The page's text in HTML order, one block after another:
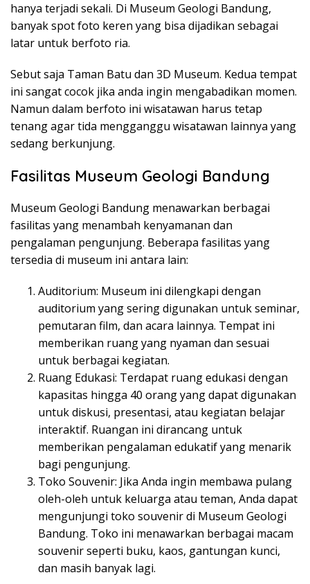
hanya terjadi sekali. Di Museum Geologi Bandung,
banyak spot foto keren yang bisa dijadikan sebagai
latar untuk berfoto ria.
Sebut saja Taman Batu dan 3D Museum. Kedua tempat
ini sangat cocok jika anda ingin mengabadikan momen.
Namun dalam berfoto ini wisatawan harus tetap
tenang agar tida mengganggu wisatawan lainnya yang
sedang berkunjung.
Fasilitas Museum Geologi Bandung
Museum Geologi Bandung menawarkan berbagai
fasilitas yang menambah kenyamanan dan
pengalaman pengunjung. Beberapa fasilitas yang
tersedia di museum ini antara lain:
Auditorium: Museum ini dilengkapi dengan
auditorium yang sering digunakan untuk seminar,
pemutaran film, dan acara lainnya. Tempat ini
memberikan ruang yang nyaman dan sesuai
untuk berbagai kegiatan.
Ruang Edukasi: Terdapat ruang edukasi dengan
kapasitas hingga 40 orang yang dapat digunakan
untuk diskusi, presentasi, atau kegiatan belajar
interaktif. Ruangan ini dirancang untuk
memberikan pengalaman edukatif yang menarik
bagi pengunjung.
Toko Souvenir: Jika Anda ingin membawa pulang
oleh-oleh untuk keluarga atau teman, Anda dapat
mengunjungi toko souvenir di Museum Geologi
Bandung. Toko ini menawarkan berbagai macam
souvenir seperti buku, kaos, gantungan kunci,
dan masih banyak lagi.